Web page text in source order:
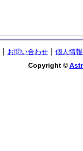
お問い合わせ
個人情
Copyright ©